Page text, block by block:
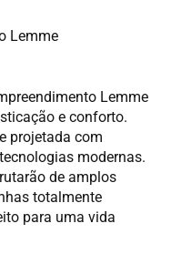
Lemme
Lemme
e conforto.
projetada com
modernas.
de amplos
totalmente
para uma vida